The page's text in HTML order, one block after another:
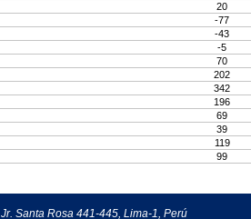
20
-77
-43
-5
70
202
342
196
69
39
119
99
Jr. Santa Rosa 441-445, Lima-1, Perú